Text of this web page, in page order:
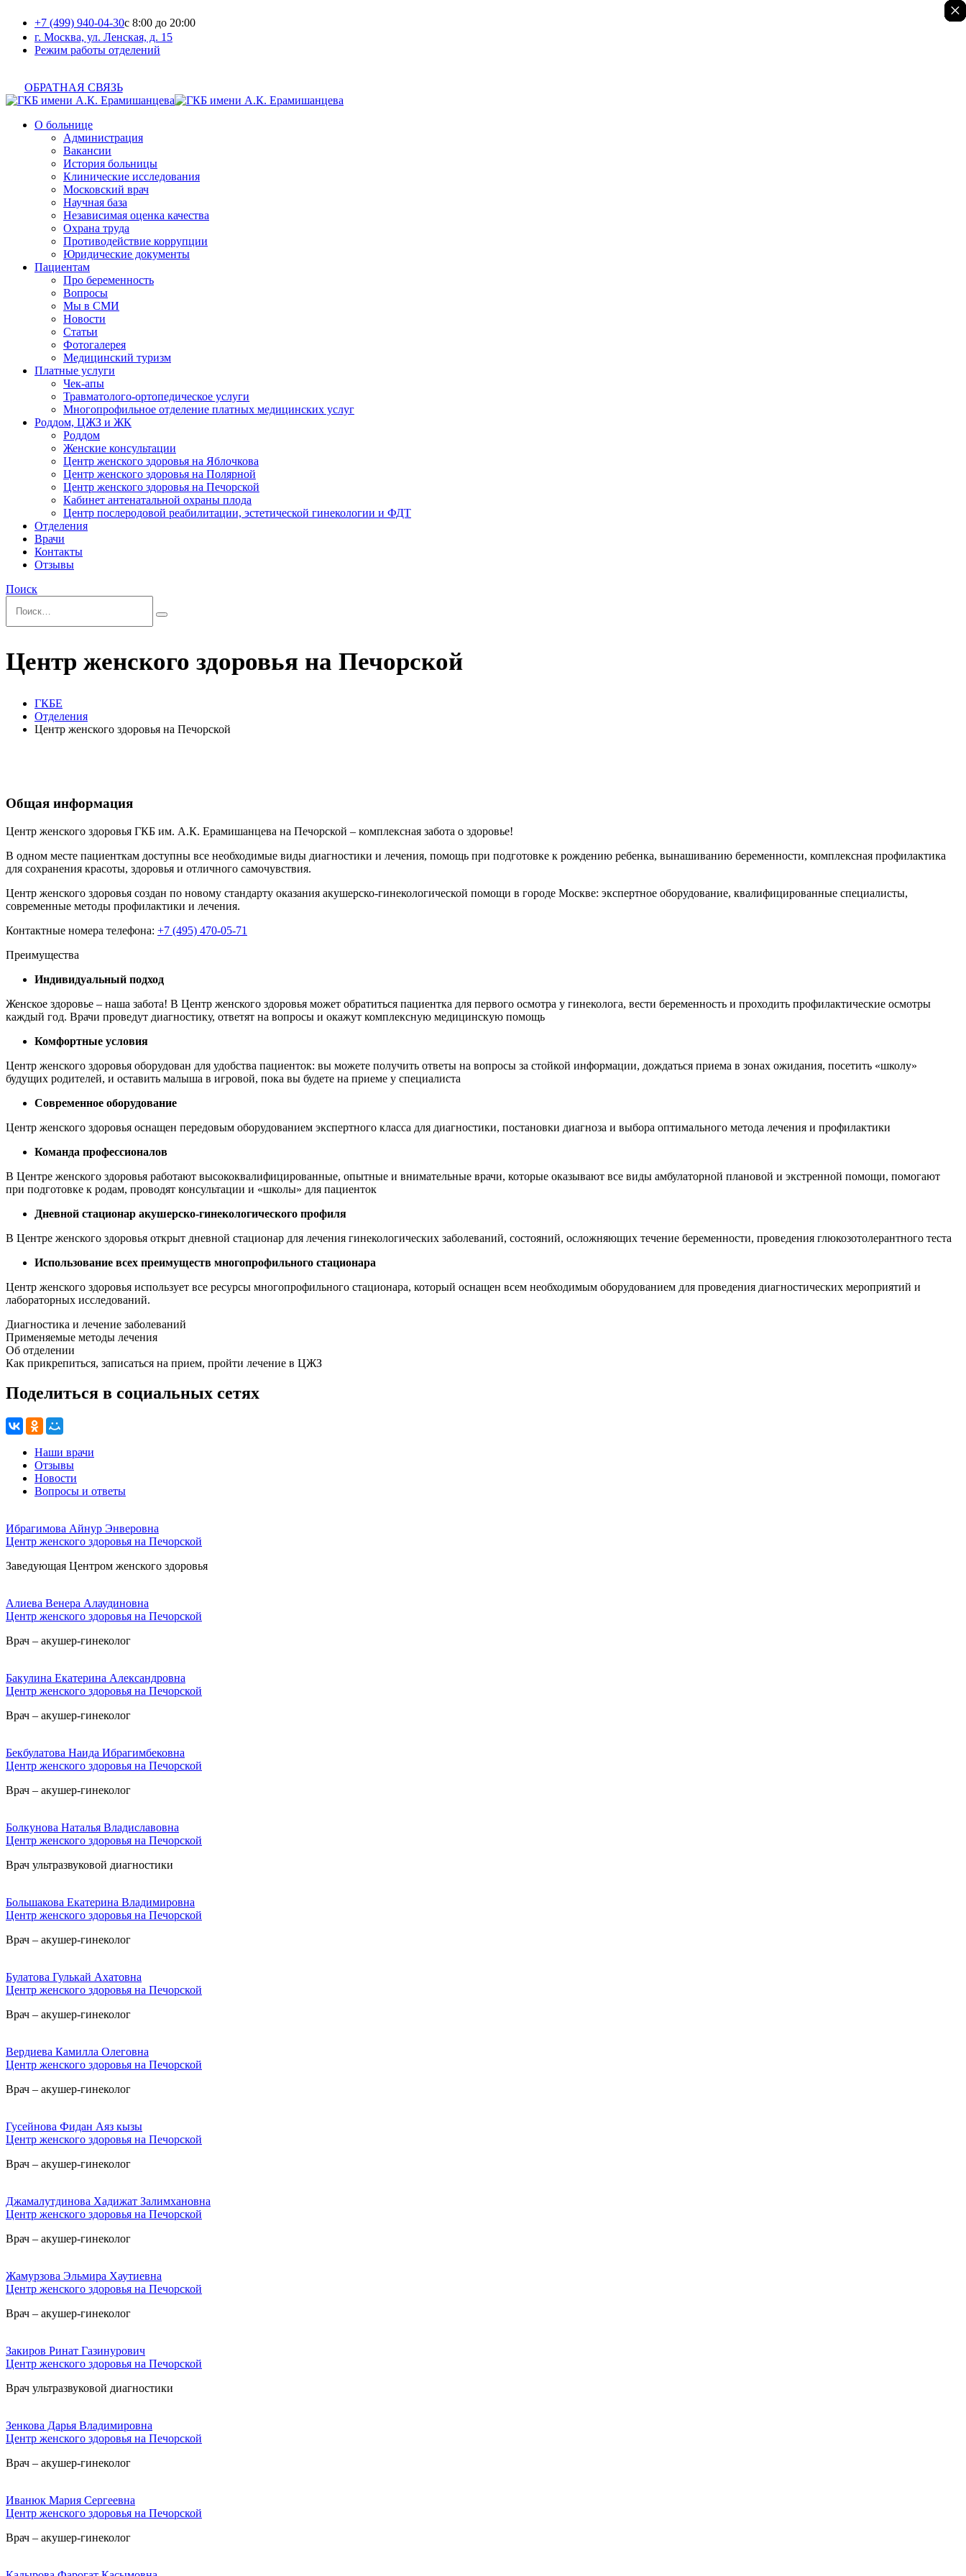
+7 (499) 940-04-30с 8:00 до 20:00
г. Москва, ул. Ленская, д. 15
Режим работы отделений
ОБРАТНАЯ СВЯЗЬ
О больнице
Администрация
Вакансии
История больницы
Клинические исследования
Московский врач
Научная база
Независимая оценка качества
Охрана труда
Противодействие коррупции
Юридические документы
Пациентам
Про беременность
Вопросы
Мы в СМИ
Новости
Статьи
Фотогалерея
Медицинский туризм
Платные услуги
Чек-апы
Травматолого-ортопедическое услуги
Многопрофильное отделение платных медицинских услуг
Роддом, ЦЖЗ и ЖК
Роддом
Женские консультации
Центр женского здоровья на Яблочкова
Центр женского здоровья на Полярной
Центр женского здоровья на Печорской
Кабинет антенатальной охраны плода
Центр послеродовой реабилитации, эстетической гинекологии и ФДТ
Отделения
Врачи
Контакты
Отзывы
Поиск
Центр женского здоровья на Печорской
ГКБЕ
Отделения
Центр женского здоровья на Печорской
Общая информация
Центр женского здоровья ГКБ им. А.К. Ерамишанцева на Печорской – комплексная забота о здоровье!
В одном месте пациенткам доступны все необходимые виды диагностики и лечения, помощь при подготовке к рождению ребенка, вынашиванию беременности, комплексная профилактика
для сохранения красоты, здоровья и отличного самочувствия.
Центр женского здоровья создан по новому стандарту оказания акушерско-гинекологической помощи в городе Москве: экспертное оборудование, квалифицированные специалисты,
современные методы профилактики и лечения.
Контактные номера телефона: +7 (495) 470-05-71
Преимущества
Индивидуальный подход
Женское здоровье – наша забота! В Центр женского здоровья может обратиться пациентка для первого осмотра у гинеколога, вести беременность и проходить профилактические осмотры
каждый год. Врачи проведут диагностику, ответят на вопросы и окажут комплексную медицинскую помощь
Комфортные условия
Центр женского здоровья оборудован для удобства пациенток: вы можете получить ответы на вопросы за стойкой информации, дождаться приема в зонах ожидания, посетить «школу»
будущих родителей, и оставить малыша в игровой, пока вы будете на приеме у специалиста
Современное оборудование
Центр женского здоровья оснащен передовым оборудованием экспертного класса для диагностики, постановки диагноза и выбора оптимального метода лечения и профилактики
Команда профессионалов
В Центре женского здоровья работают высококвалифицированные, опытные и внимательные врачи, которые оказывают все виды амбулаторной плановой и экстренной помощи, помогают
при подготовке к родам, проводят консультации и «школы» для пациенток
Дневной стационар акушерско-гинекологического профиля
В Центре женского здоровья открыт дневной стационар для лечения гинекологических заболеваний, состояний, осложняющих течение беременности, проведения глюкозотолерантного теста
Использование всех преимуществ многопрофильного стационара
Центр женского здоровья использует все ресурсы многопрофильного стационара, который оснащен всем необходимым оборудованием для проведения диагностических мероприятий и
лабораторных исследований.
Диагностика и лечение заболеваний
Применяемые методы лечения
Об отделении
Как прикрепиться, записаться на прием, пройти лечение в ЦЖЗ
Поделиться в социальных сетях
Наши врачи
Отзывы
Новости
Вопросы и ответы
Ибрагимова Айнур Энверовна
Центр женского здоровья на Печорской
Заведующая Центром женского здоровья
Алиева Венера Алаудиновна
Центр женского здоровья на Печорской
Врач – акушер-гинеколог
Бакулина Екатерина Александровна
Центр женского здоровья на Печорской
Врач – акушер-гинеколог
Бекбулатова Наида Ибрагимбековна
Центр женского здоровья на Печорской
Врач – акушер-гинеколог
Болкунова Наталья Владиславовна
Центр женского здоровья на Печорской
Врач ультразвуковой диагностики
Большакова Екатерина Владимировна
Центр женского здоровья на Печорской
Врач – акушер-гинеколог
Булатова Гулькай Ахатовна
Центр женского здоровья на Печорской
Врач – акушер-гинеколог
Вердиева Камилла Олеговна
Центр женского здоровья на Печорской
Врач – акушер-гинеколог
Гусейнова Фидан Аяз кызы
Центр женского здоровья на Печорской
Врач – акушер-гинеколог
Джамалутдинова Хадижат Залимхановна
Центр женского здоровья на Печорской
Врач – акушер-гинеколог
Жамурзова Эльмира Хаутиевна
Центр женского здоровья на Печорской
Врач – акушер-гинеколог
Закиров Ринат Газинурович
Центр женского здоровья на Печорской
Врач ультразвуковой диагностики
Зенкова Дарья Владимировна
Центр женского здоровья на Печорской
Врач – акушер-гинеколог
Иванюк Мария Сергеевна
Центр женского здоровья на Печорской
Врач – акушер-гинеколог
×
×
×
×
×
×
×